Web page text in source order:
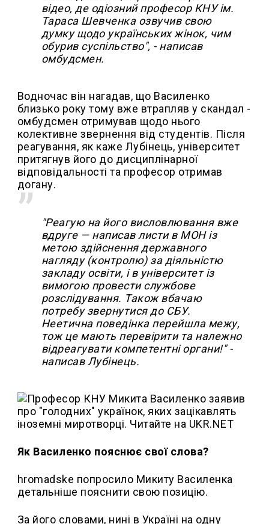
відео, де одіозний професор КНУ ім.
Тараса Шевченка озвучив свою
думку щодо українських жінок, чим
обурив суспільство", - написав
омбудсмен.
Водночас він нагадав, що Василенко
близько року тому вже втрапляв у скандал -
омбудсмен отримував щодо нього
колективне звернення від студентів. Після
реагування, як каже Лубінець, університет
притягнув його до дисциплінарної
відповідальності та професор отримав
догану.
"Реагую на його висловлювання вже
вдруге — написав листи в МОН із
метою здійснення державного
нагляду (контролю) за діяльністю
закладу освіти, і в університет із
вимогою провести службове
розслідування. Також вбачаю
потребу звернутися до СБУ.
Неетична поведінка перейшла межу,
тож це мають перевірити та належно
відреагувати компетентні органи!" -
написав Лубінець.
Як Василенко пояснює свої слова?
hromadske попросило Микиту Василенка
детальніше пояснити свою позицію.
За його словами, нині в Україні на одну